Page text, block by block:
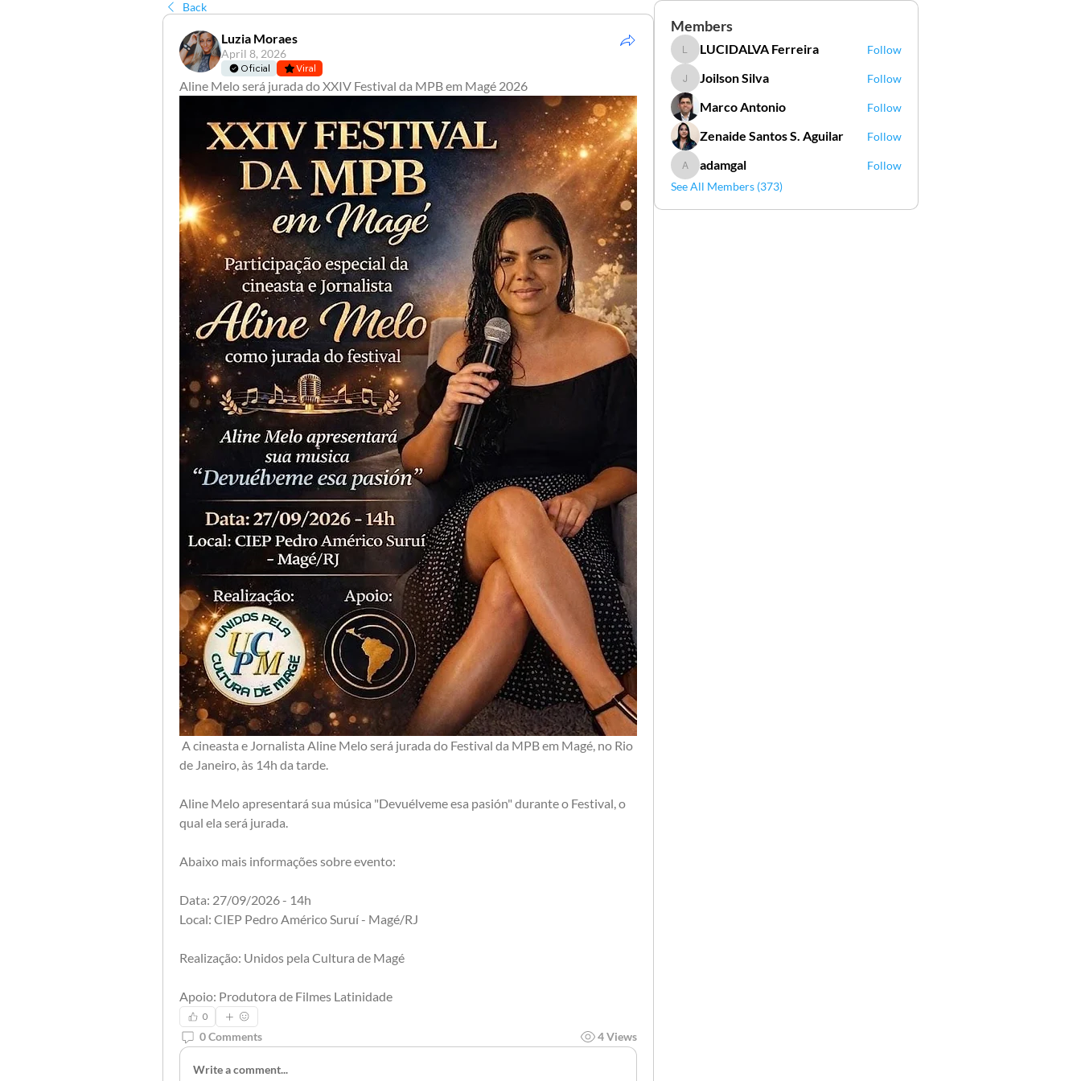
Back
Luzia Moraes
April 8, 2026
Oficial Viral
Aline Melo será jurada do XXIV Festival da MPB em Magé 2026
de Janeiro, às 14h da tarde.
Aline Melo apresentará sua música "Devuélveme esa pasión" durante o Festival, o
qual ela será jurada.
Abaixo mais informações sobre evento:
Data: 27/09/2026 - 14h
Local: CIEP Pedro Américo Suruí - Magé/RJ
Realização: Unidos pela Cultura de Magé
Apoio: Produtora de Filmes Latinidade
0
0 Comments 4 Views
Write a comment...
Members
LUCIDALVA Ferreira
LUCIDALVA Ferreira Follow
Joilson Silva
Joilson Silva Follow
Marco Antonio Follow
Zenaide Santos S. Aguilar Follow
adamgal
adamgal
Follow
See All Members (373)